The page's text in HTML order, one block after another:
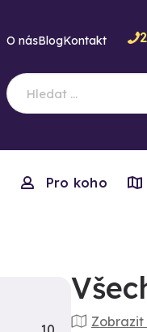
O násBlogKontakt
Pro koho
Zobrazit